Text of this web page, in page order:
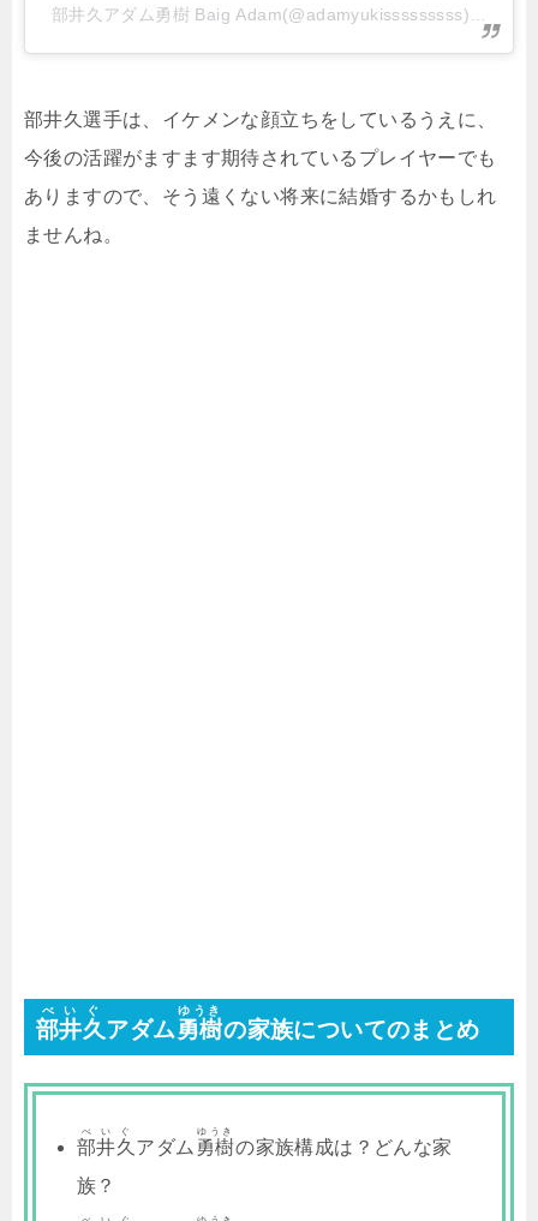
部井久アダム勇樹 Baig Adam(@adamyukisssssssss)がシェ
部井久選手は、イケメンな顔立ちをしているうえに、
今後の活躍がますます期待されているプレイヤーでも
ありますので、そう遠くない将来に結婚するかもしれ
ませんね。
部井久
べいぐ
アダム勇樹
ゆうき
の家族についてのまとめ
部井久
べいぐ
アダム 勇樹
ゆうき
の家族構成は？どんな家
族？